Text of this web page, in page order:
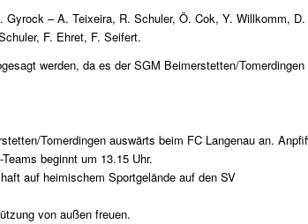
– A. Teixeira, R. Schuler, Ö. Cok, Y. Willkomm, D.
F. Ehret, F. Seifert.
werden, da es der SGM Beimerstetten/Tomerdingen
Tomerdingen auswärts beim FC Langenau an.
beginnt um 13.15 Uhr.
auf heimischem Sportgelände auf den SV
von außen freuen.